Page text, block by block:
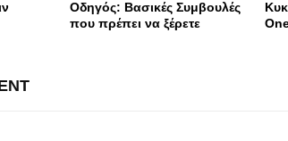
Οδηγός: Βασικές Συμβουλές
που πρέπει να ξέρετε